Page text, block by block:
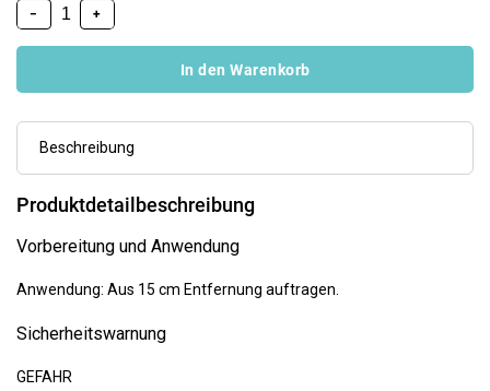
+
−
In den Warenkorb
Beschreibung
Produktdetailbeschreibung
Vorbereitung und Anwendung
Anwendung: Aus 15 cm Entfernung auftragen.
Sicherheitswarnung
GEFAHR